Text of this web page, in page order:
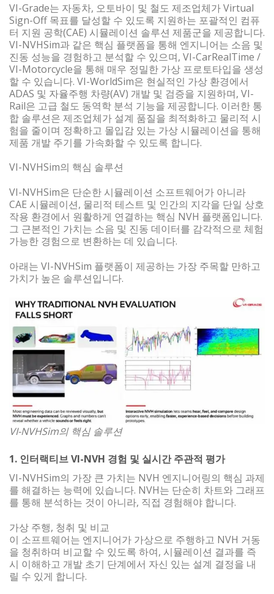
VI-Grade는 자동차, 오토바이 및 철도 제조업체가 Virtual
Sign-Off 목표를 달성할 수 있도록 지원하는 포괄적인 컴퓨
터 지원 공학(CAE) 시뮬레이션 솔루션 제품군을 제공합니다.
VI-NVHSim과 같은 핵심 플랫폼을 통해 엔지니어는 소음 및
진동 성능을 경험하고 분석할 수 있으며, VI-CarRealTime /
VI-Motorcycle을 통해 매우 정밀한 가상 프로토타입을 생성
할 수 있습니다. VI-WorldSim은 현실적인 가상 환경에서
ADAS 및 자율주행 차량(AV) 개발 및 검증을 지원하며, VI-
Rail은 고급 철도 동역학 분석 기능을 제공합니다. 이러한 통
합 솔루션은 제조업체가 설계 품질을 최적화하고 물리적 시
험을 줄이며 정확하고 몰입감 있는 가상 시뮬레이션을 통해
제품 개발 주기를 가속화할 수 있도록 합니다.
VI-NVHSim의 핵심 솔루션
VI-NVHSim은 단순한 시뮬레이션 소프트웨어가 아니라
CAE 시뮬레이션, 물리적 테스트 및 인간의 지각을 단일 상호
작용 환경에서 원활하게 연결하는 핵심 NVH 플랫폼입니다.
그 근본적인 가치는 소음 및 진동 데이터를 감각적으로 체험
가능한 경험으로 변환하는 데 있습니다.
아래는 VI-NVHSim 플랫폼이 제공하는 가장 주목할 만하고
가치가 높은 솔루션입니다.
VI-NVHSim의 핵심 솔루션
1. 인터랙티브 VI-NVH 경험 및 실시간 주관적 평가
VI-NVHSim의 가장 큰 가치는 NVH 엔지니어링의 핵심 과제
를 해결하는 능력에 있습니다. NVH는 단순히 차트와 그래프
를 통해 분석하는 것이 아니라, 직접 경험해야 합니다.
가상 주행, 청취 및 비교
이 소프트웨어는 엔지니어가 가상으로 주행하고 NVH 거동
을 청취하며 비교할 수 있도록 하여, 시뮬레이션 결과를 즉
시 이해하고 개발 초기 단계에서 자신 있는 설계 결정을 내
릴 수 있게 합니다.